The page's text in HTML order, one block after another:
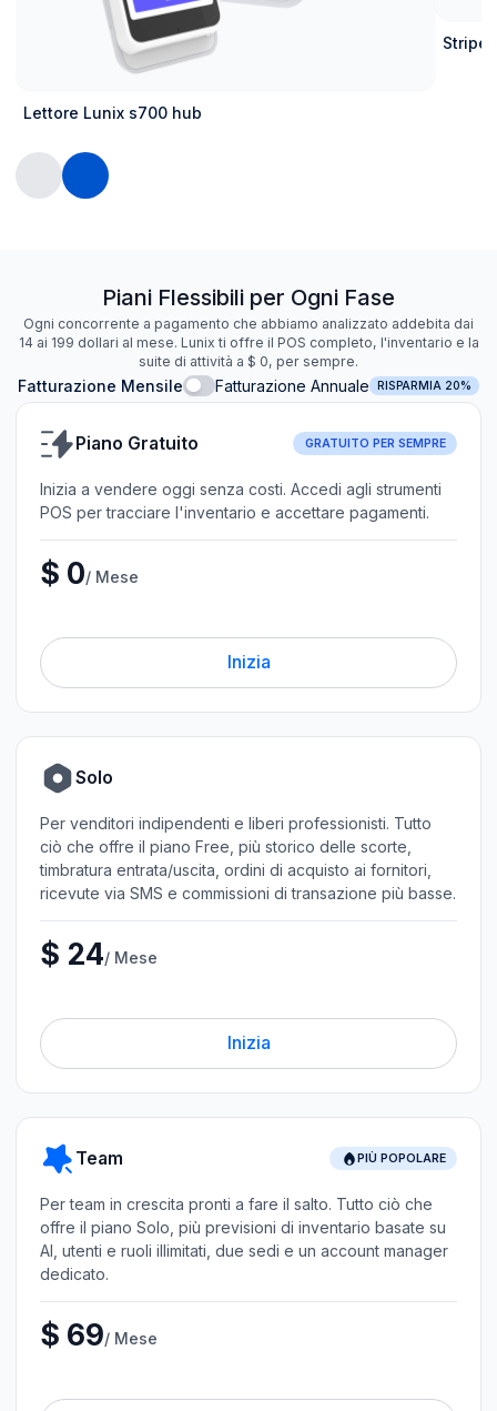
Lettore Lunix s700 hub
Stripe
Piani Flessibili per Ogni Fase
Ogni concorrente a pagamento che abbiamo analizzato addebita dai
14 ai 199 dollari al mese. Lunix ti offre il POS completo, l'inventario e la
suite di attività a $ 0, per sempre.
Fatturazione Mensile Fatturazione Annuale RISPARMIA 20%
Piano Gratuito GRATUITO PER SEMPRE
Inizia a vendere oggi senza costi. Accedi agli strumenti
POS per tracciare l'inventario e accettare pagamenti.
$ 0/ Mese
Inizia
Solo
Per venditori indipendenti e liberi professionisti. Tutto
ciò che offre il piano Free, più storico delle scorte,
timbratura entrata/uscita, ordini di acquisto ai fornitori,
ricevute via SMS e commissioni di transazione più basse.
$ 24/ Mese
Inizia
Team PIÙ POPOLARE
Per team in crescita pronti a fare il salto. Tutto ciò che
offre il piano Solo, più previsioni di inventario basate su
AI, utenti e ruoli illimitati, due sedi e un account manager
dedicato.
$ 69/ Mese